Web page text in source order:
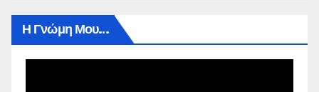
Η Γνώμη Μου…